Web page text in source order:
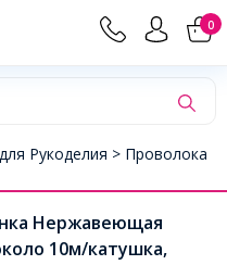
0
Рукоделия > Проволока
Нержавеющая
10м/катушка,